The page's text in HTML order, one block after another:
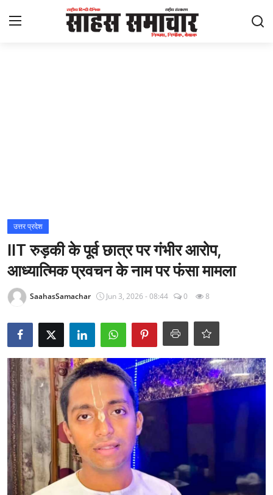
राज्य
अंतराष्ट्रीय
Epaper
धर्म
लाइफस्टाइल
टेक
उत्तर प्रदेश
IIT रुड़की के पूर्व छात्र पर गंभीर आरोप,
आध्यात्मिक प्रवचन के नाम पर फंसा मामला
SaahasSamachar Jun 3, 2026 - 08:44 0 8